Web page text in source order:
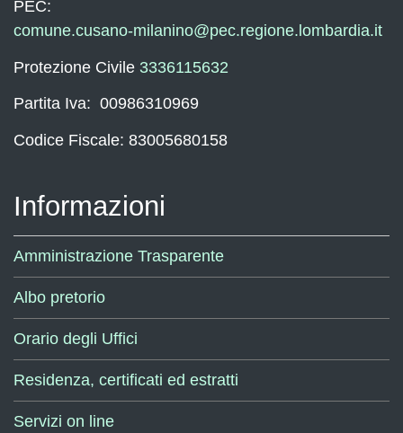
PEC:
comune.cusano-milanino@pec.regione.lombardia.it
Protezione Civile 3336115632
Partita Iva: 00986310969
Codice Fiscale: 83005680158
Informazioni
Amministrazione Trasparente
Albo pretorio
Orario degli Uffici
Residenza, certificati ed estratti
Servizi on line